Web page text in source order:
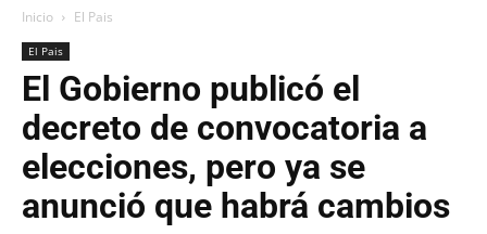
Inicio El Pais
El Pais
El Gobierno publicó el
decreto de convocatoria a
elecciones, pero ya se
anunció que habrá cambios